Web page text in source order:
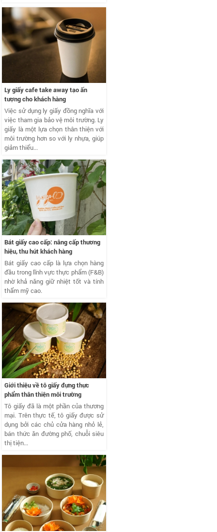
Ly giấy cafe take away tạo ấn
tượng cho khách hàng
Việc sử dụng ly giấy đồng nghĩa với
việc tham gia bảo vệ môi trường. Ly
giấy là một lựa chọn thân thiện với
môi trường hơn so với ly nhựa, giúp
giảm thiểu...
Bát giấy cao cấp: nâng cấp thương
hiệu, thu hút khách hàng
Bát giấy cao cấp là lựa chọn hàng
đầu trong lĩnh vực thực phẩm (F&B)
nhờ khả năng giữ nhiệt tốt và tính
thẩm mỹ cao.
Giới thiệu về tô giấy đựng thực
phẩm thân thiện môi trường
Tô giấy đã là một phần của thương
mại. Trên thực tế, tô giấy được sử
dụng bởi các chủ cửa hàng nhỏ lẻ,
bán thức ăn đường phố, chuỗi siêu
thị tiện...